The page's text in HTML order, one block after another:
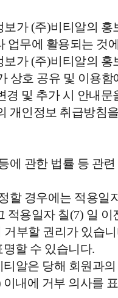
가 (주)비티알의 홍
업무에 활용되는 것
가 (주)비티알의
상호 공유 및 이용함
경 및 추가 시 안내
개인정보 취급방침
에 관한 법률 등 관
할 경우에는 적용일
적용일자 칠(7) 일
부할 권리가 있습
할 수 있습니다.
알은 당해 회원과
내에 거부 의사를